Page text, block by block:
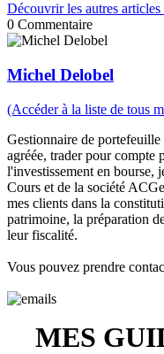
Découvrir les autres
0 Commentaire
Michel Delobel
(Accéder à la liste de tous
Gestionnaire de portefeuille
agréée, trader pour compte
l'investissement en bourse,
Cours et de la société
mes clients dans la
patrimoine, la préparation
leur fiscalité.
Vous pouvez prendre
MES